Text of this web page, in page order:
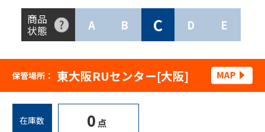
商品
状態
A B C D E
保管場所： 東大阪RUセンター[大阪]
在庫数 0 点